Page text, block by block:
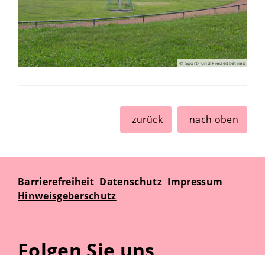
© Sport- und Freizeitbetrieb
zurück nach oben
Barrierefreiheit Datenschutz Impressum
Hinweisgeberschutz